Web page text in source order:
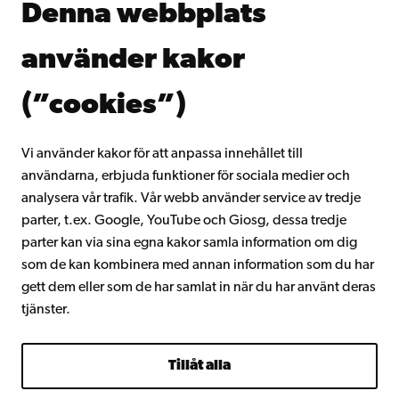
Denna webbplats
använder kakor
(”cookies”)
Vi använder kakor för att anpassa innehållet till
användarna, erbjuda funktioner för sociala medier och
analysera vår trafik. Vår webb använder service av tredje
parter, t.ex. Google, YouTube och Giosg, dessa tredje
parter kan via sina egna kakor samla information om dig
som de kan kombinera med annan information som du har
gett dem eller som de har samlat in när du har använt deras
tjänster.
Tillåt alla
Kontinuerligt lärande
Gå med i Åbo Akademis alumnnätverk
Intranätet
Facebook InstagramYouTube LinkedIn Blog Snapchat